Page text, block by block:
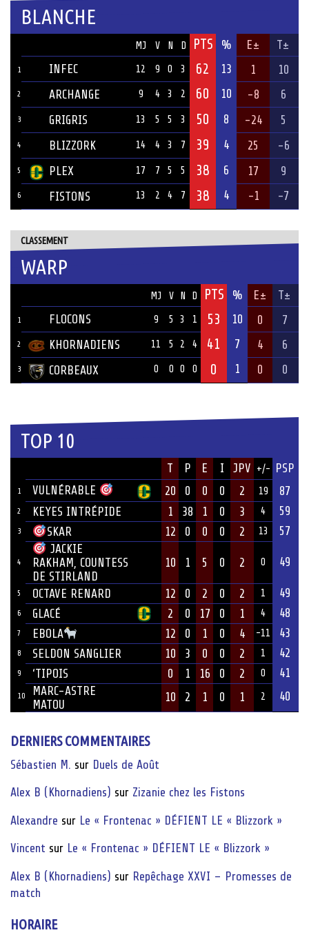
BLANCHE
MJ V N D PTS % E± T±
1 INFEC 12 9 0 3 62 13 1 10
2 ARCHANGE 9 4 3 2 60 10 -8 6
3 GRIGRIS 13 5 5 3 50 8 -24 5
4 BLIZZORK 14 4 3 7 39 4 25 -6
5 PLEX 17 7 5 5 38 6 17 9
6 FISTONS 13 2 4 7 38 4 -1 -7
CLASSEMENT
WARP
MJ V N D PTS % E± T±
1 FLOCONS 9 5 3 1 53 10 0 7
2 KHORNADIENS 11 5 2 4 41 7 4 6
3 CORBEAUX 0 0 0 0 0 1 0 0
TOP 10
T P E I JPV +/- PSP
1 VULNÉRABLE 20 0 0 0 2 19 87
2 KEYES INTRÉPIDE 1 38 1 0 3 4 59
3 SKAR 12 0 0 0 2 13 57
4
JACKIE
RAKHAM, COUNTESS
DE STIRLAND
10 1 5 0 2 0 49
5 OCTAVE RENARD 12 0 2 0 2 1 49
6 GLACÉ 2 0 17 0 1 4 48
7 EBOLA 12 0 1 0 4 -11 43
8 SELDON SANGLIER 10 3 0 0 2 1 42
9 ‘TIPOIS 0 1 16 0 2 0 41
10
MARC-ASTRE
MATOU
10 2 1 0 1 2 40
DERNIERS COMMENTAIRES
Sébastien M. sur Duels de Août
Alex B (Khornadiens) sur Zizanie chez les Fistons
Alexandre sur Le « Frontenac » DÉFIENT LE « Blizzork »
Vincent sur Le « Frontenac » DÉFIENT LE « Blizzork »
Alex B (Khornadiens) sur Repêchage XXVI – Promesses de
match
HORAIRE